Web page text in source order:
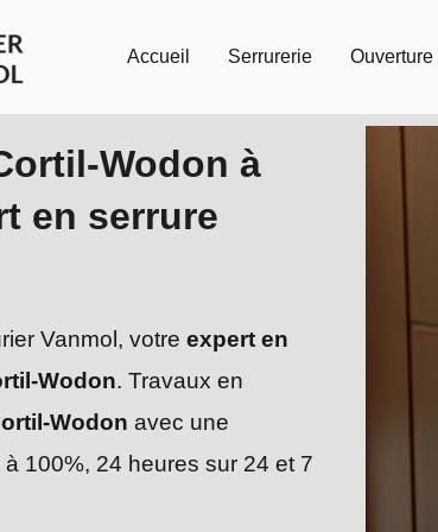
Accueil Serrurerie Ouverture
Wodon à
en serrure
Vanmol, votre expert en
Wodon. Travaux en
Wodon avec une
100%, 24 heures sur 24 et 7